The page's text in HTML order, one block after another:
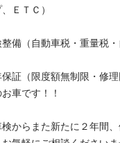
ＥＴＣ）
整備（自動車税・重量税
証（限度額無制限・修
車です！！
検からまた新たに２年間